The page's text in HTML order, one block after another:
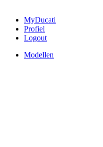
MyDucati
Profiel
Logout
Modellen